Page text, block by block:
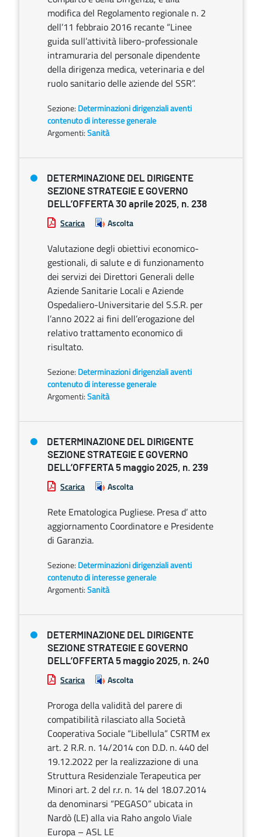
modifica del Regolamento regionale n. 2
dell’11 febbraio 2016 recante “Linee
guida sull’attività libero-professionale
intramuraria del personale dipendente
della dirigenza medica, veterinaria e del
ruolo sanitario delle aziende del SSR”.
Sezione: Determinazioni dirigenziali aventi
contenuto di interesse generale
Argomenti:Sanità
DETERMINAZIONE DEL DIRIGENTE
SEZIONE STRATEGIE E GOVERNO
DELL’OFFERTA 30 aprile 2025, n. 238
Scarica Ascolta
Valutazione degli obiettivi economico-
gestionali, di salute e di funzionamento
dei servizi dei Direttori Generali delle
Aziende Sanitarie Locali e Aziende
Ospedaliero-Universitarie del S.S.R. per
l’anno 2022 ai fini dell’erogazione del
relativo trattamento economico di
risultato.
Sezione: Determinazioni dirigenziali aventi
contenuto di interesse generale
Argomenti:Sanità
DETERMINAZIONE DEL DIRIGENTE
SEZIONE STRATEGIE E GOVERNO
DELL’OFFERTA 5 maggio 2025, n. 239
Scarica Ascolta
Rete Ematologica Pugliese. Presa d’ atto
aggiornamento Coordinatore e Presidente
di Garanzia.
Sezione: Determinazioni dirigenziali aventi
contenuto di interesse generale
Argomenti:Sanità
DETERMINAZIONE DEL DIRIGENTE
SEZIONE STRATEGIE E GOVERNO
DELL’OFFERTA 5 maggio 2025, n. 240
Scarica Ascolta
Proroga della validità del parere di
compatibilità rilasciato alla Società
Cooperativa Sociale “Libellula” CSRTM ex
art. 2 R.R. n. 14/2014 con D.D. n. 440 del
19.12.2022 per la realizzazione di una
Struttura Residenziale Terapeutica per
Minori art. 2 del r.r. n. 14 del 18.07.2014
da denominarsi “PEGASO” ubicata in
Nardò (LE) alla via Raho angolo Viale
Europa – ASL LE